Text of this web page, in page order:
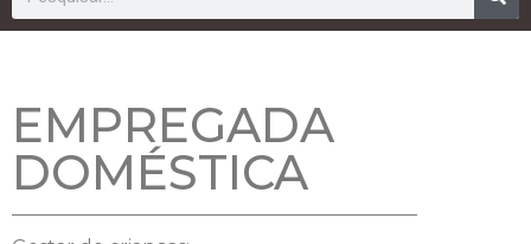
EMPREGADA
DOMÉSTICA